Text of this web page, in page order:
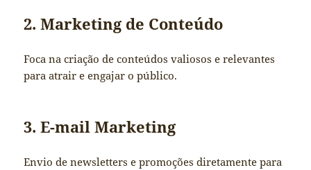
2. Marketing de Conteúdo
Foca na criação de conteúdos valiosos e relevantes
para atrair e engajar o público.
3. E-mail Marketing
Envio de newsletters e promoções diretamente para